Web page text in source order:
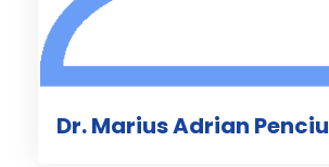
Dr. Marius Adrian Penciu